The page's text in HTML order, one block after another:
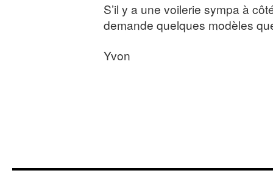
S’il y a une voilerie sympa à
demande quelques modèles
Yvon